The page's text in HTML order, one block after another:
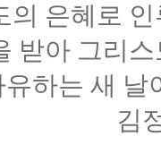
의 은혜로
받아 그리
하는 새
김